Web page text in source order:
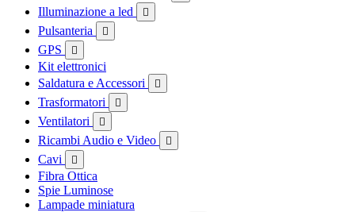
Illuminazione a led 
Pulsanteria 
GPS 
Kit elettronici
Saldatura e Accessori

Trasformatori 
Ventilatori 
Ricambi Audio e Video 
Cavi 
Fibra Ottica
Spie Luminose
Lampade miniatura